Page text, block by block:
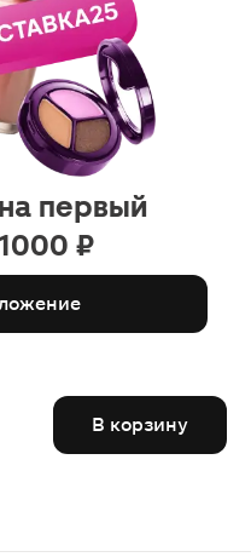
первый
₽
В корзину